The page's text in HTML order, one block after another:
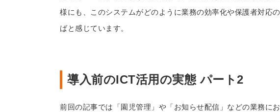
様にも、このシステムがどのように業務の効率化や保護者対応
ばと感じています。
導入前のICT活用の実態 パート2
前回の記事では「園児管理」や「お知らせ配信」などの業務に